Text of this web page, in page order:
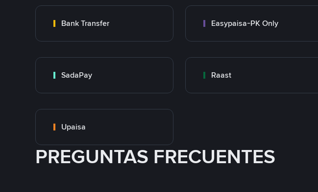
Bank Transfer Easypaisa-PK Only
SadaPay Raast
Upaisa
PREGUNTAS FRECUENTES